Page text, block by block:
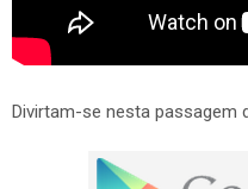
Divirtam-se nesta passagem